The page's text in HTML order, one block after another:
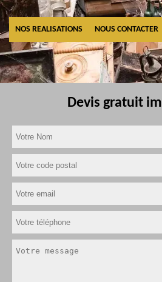
NOS REALISATIONS NOUS CONTACTER
Devis gratuit